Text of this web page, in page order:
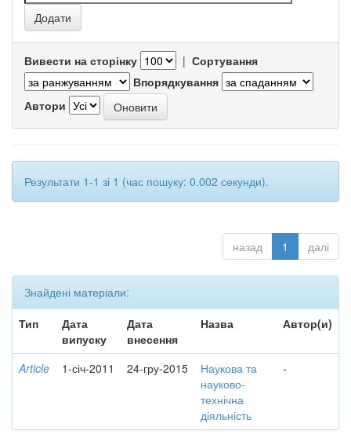
Вивести на сторінку | Сортування
Впорядкування
Автори
Результати 1-1 зі 1 (час пошуку: 0.002 секунди).
назад 1 далі
Знайдені матеріали:
Тип
Дата
випуску
Дата
внесення
Назва Автор(и)
Article 1-січ-2011 24-гру-2015
Наукова та
науково-
технічна
діяльність
-